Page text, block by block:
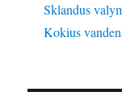
Sklandus
Kokius